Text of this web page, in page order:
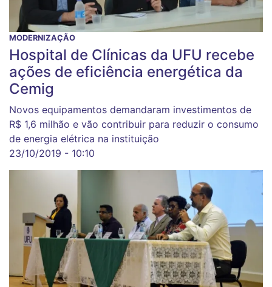
MODERNIZAÇÃO
Hospital de Clínicas da UFU recebe
ações de eficiência energética da
Cemig
Novos equipamentos demandaram investimentos de
R$ 1,6 milhão e vão contribuir para reduzir o consumo
de energia elétrica na instituição
23/10/2019 - 10:10